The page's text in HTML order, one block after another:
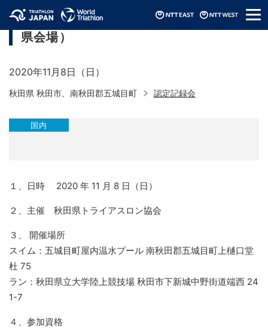
メ
ニ
JTU認定記録会2020（東北ブロック／秋田
県会場）
2020年11月8日（日）
秋田県 秋田市、南秋田郡五城目町 認定記録会
国内
１、日時 2020 年 11 月 8 日（日）
２、主催 秋田県トライアスロン協会
３、 開催場所
スイム：五城目町屋内温水プール 南秋田郡五城目町上樋口堂
杜 75
ラン：秋田県立大学陸上競技場 秋田市下新城中野街道端西 24
1-7
４、参加資格